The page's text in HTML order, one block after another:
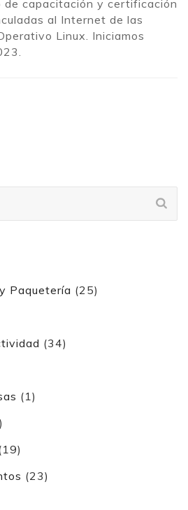
de capacitación y certificación
al Internet de las
Linux. Iniciamos
Paquetería (25)
(34)
(1)
(23)